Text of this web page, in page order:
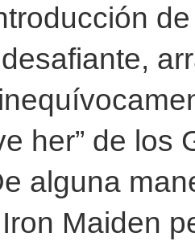
her” de los
alguna
Maiden